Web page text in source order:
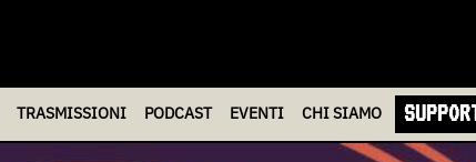
TRASMISSIONI PODCAST EVENTI CHISIAMO